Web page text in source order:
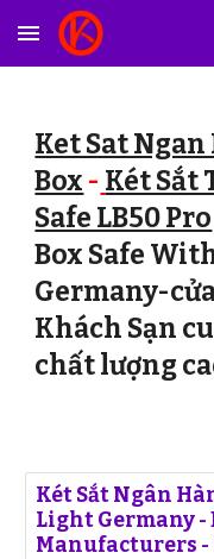
Skip to main content
Ket Sat Ngan
Box - Két Sắt
Safe LB50 Pro
Box Safe
Germany-
Khách Sạn
chất lượng
Két Sắt Ngân
Light Germany -
Manufacturers -